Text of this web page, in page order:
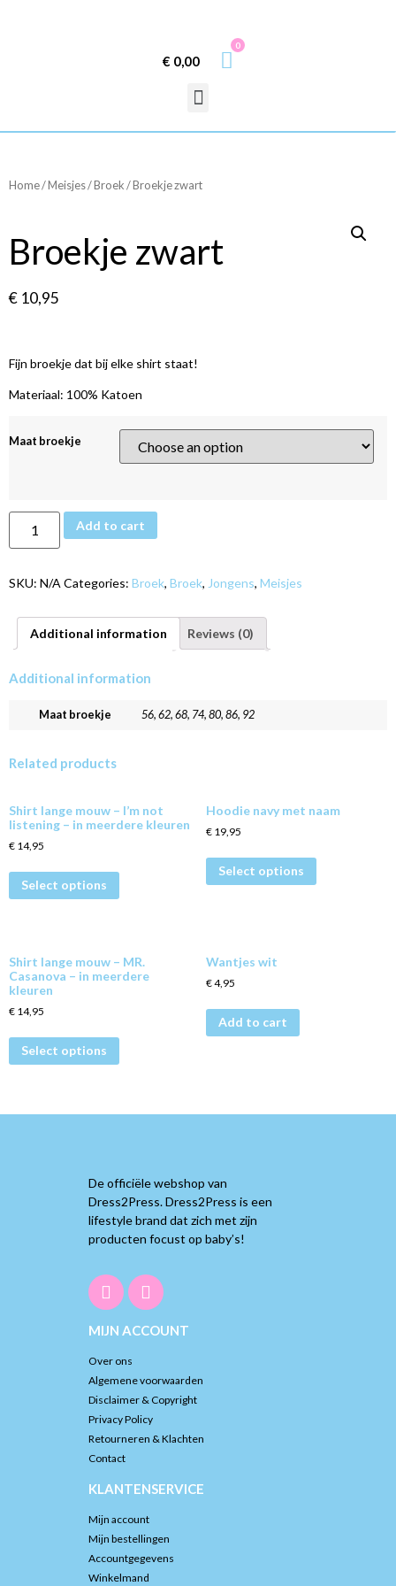
€ 0,00
0
Home/Meisjes/Broek/ Broekje zwart
Broekje zwart
€ 10,95
Fijn broekje dat bij elke shirt staat!
Materiaal: 100% Katoen
Maat broekje
Add to cart
SKU: N/A Categories: Broek, Broek, Jongens, Meisjes
Additional information Reviews (0)
Additional information
Maat broekje 56, 62, 68, 74, 80, 86, 92
Related products
Shirt lange mouw – I’m not
listening – in meerdere kleuren
€ 14,95
Select options
Hoodie navy met naam
€19,95
Select options
Shirt lange mouw – MR.
Casanova – in meerdere
kleuren
€ 14,95
Select options
Wantjes wit
€4,95
Add to cart
De officiële webshop van
Dress2Press. Dress2Press is een
lifestyle brand dat zich met zijn
producten focust op baby’s!
MIJN ACCOUNT
Over ons
Algemene voorwaarden
Disclaimer & Copyright
Privacy Policy
Retourneren & Klachten
Contact
KLANTENSERVICE
Mijn account
Mijn bestellingen
Accountgegevens
Winkelmand